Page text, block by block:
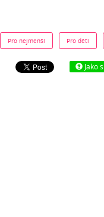
Pro nejmenší Pro děti
Jako